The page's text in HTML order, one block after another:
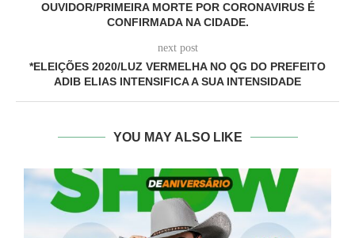
OUVIDOR/PRIMEIRA MORTE POR CORONAVIRUS É
CONFIRMADA NA CIDADE.
next post
*ELEIÇÕES 2020/LUZ VERMELHA NO QG DO PREFEITO
ADIB ELIAS INTENSIFICA A SUA INTENSIDADE
YOU MAY ALSO LIKE